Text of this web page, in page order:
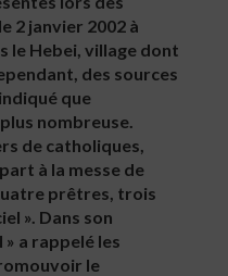
2 janvier 2002 à
le Hebei, village dont
des sources
que
nombreuse.
de catholiques,
à la messe de
prêtres, trois
». Dans son
a rappelé les
le